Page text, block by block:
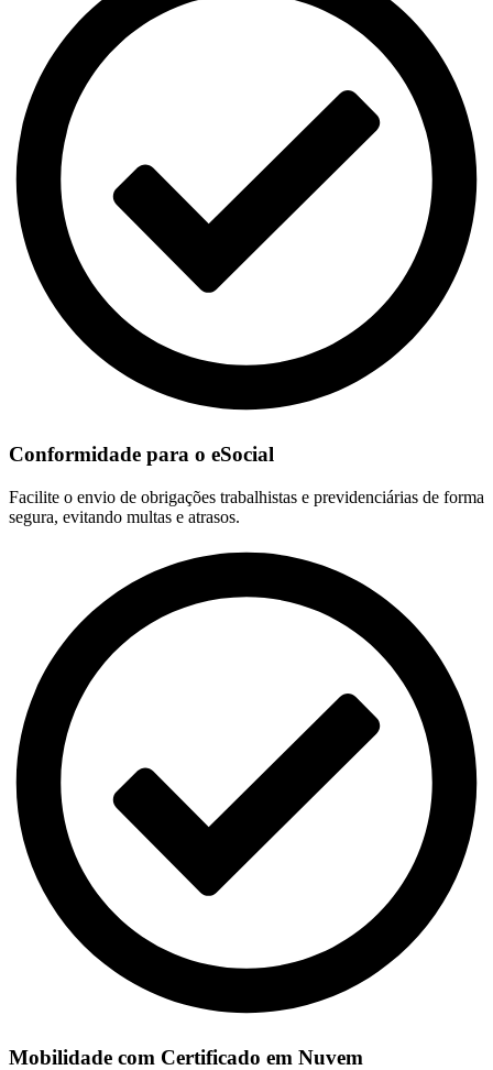
Conformidade para o eSocial
Facilite o envio de obrigações trabalhistas e previdenciárias de forma
segura, evitando multas e atrasos.
Mobilidade com Certificado em Nuvem